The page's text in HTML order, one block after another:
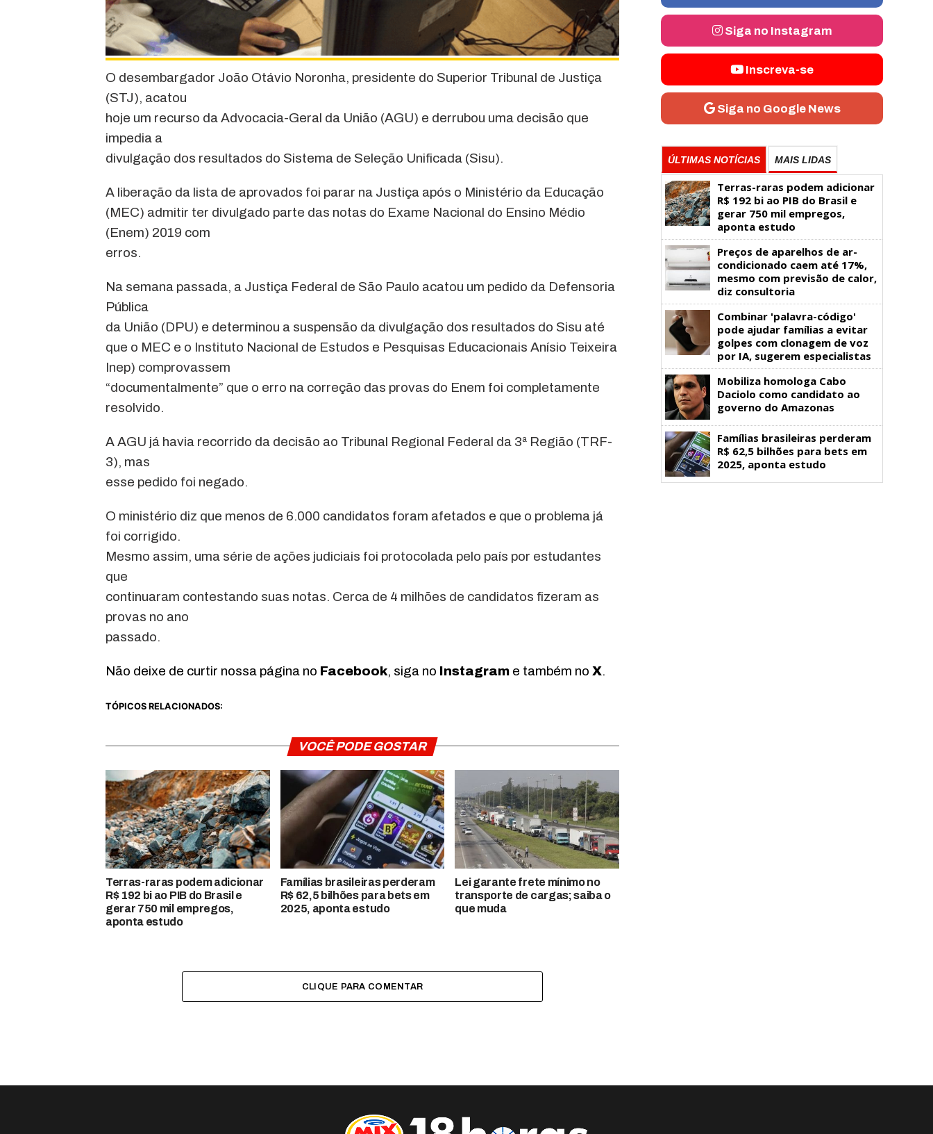
O desembargador João Otávio Noronha, presidente do Superior Tribunal de Justiça
(STJ), acatou
hoje um recurso da Advocacia-Geral da União (AGU) e derrubou uma decisão que
impedia a
divulgação dos resultados do Sistema de Seleção Unificada (Sisu).
A liberação da lista de aprovados foi parar na Justiça após o Ministério da Educação
(MEC) admitir ter divulgado parte das notas do Exame Nacional do Ensino Médio
(Enem) 2019 com
erros.
Na semana passada, a Justiça Federal de São Paulo acatou um pedido da Defensoria
Pública
da União (DPU) e determinou a suspensão da divulgação dos resultados do Sisu até
que o MEC e o Instituto Nacional de Estudos e Pesquisas Educacionais Anísio Teixeira
Inep) comprovassem
“documentalmente” que o erro na correção das provas do Enem foi completamente
resolvido.
A AGU já havia recorrido da decisão ao Tribunal Regional Federal da 3ª Região (TRF-
3), mas
esse pedido foi negado.
O ministério diz que menos de 6.000 candidatos foram afetados e que o problema já
foi corrigido.
Mesmo assim, uma série de ações judiciais foi protocolada pelo país por estudantes
que
continuaram contestando suas notas. Cerca de 4 milhões de candidatos fizeram as
provas no ano
passado.
Não deixe de curtir nossa página no Facebook, siga no Instagram e também no X.
TÓPICOS RELACIONADOS:
VOCÊ PODE GOSTAR
Terras-raras podem adicionar
R$ 192 bi ao PIB do Brasil e
gerar 750 mil empregos,
aponta estudo
Famílias brasileiras perderam
R$ 62,5 bilhões para bets em
2025, aponta estudo
Lei garante frete mínimo no
transporte de cargas; saiba o
que muda
CLIQUE PARA COMENTAR
Siga no Instagram
Inscreva-se
Siga no Google News
ÚLTIMAS NOTÍCIAS MAIS LIDAS
Terras-raras podem adicionar
R$ 192 bi ao PIB do Brasil e
gerar 750 mil empregos,
aponta estudo
Preços de aparelhos de ar-
condicionado caem até 17%,
mesmo com previsão de calor,
diz consultoria
Combinar 'palavra-código'
pode ajudar famílias a evitar
golpes com clonagem de voz
por IA, sugerem especialistas
Mobiliza homologa Cabo
Daciolo como candidato ao
governo do Amazonas
Famílias brasileiras perderam
R$ 62,5 bilhões para bets em
2025, aponta estudo